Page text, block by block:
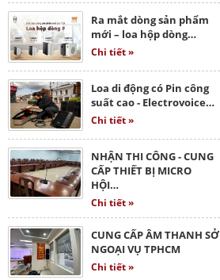
Ra mắt dòng sản phẩm
mới – loa hộp dòng…
Chi tiết »
Loa di động có Pin công
suất cao - Electrovoice…
Chi tiết »
NHẬN THI CÔNG - CUNG
CẤP THIẾT BỊ MICRO
HỘI…
Chi tiết »
CUNG CẤP ÂM THANH SỞ
NGOẠI VỤ TPHCM
Chi tiết »